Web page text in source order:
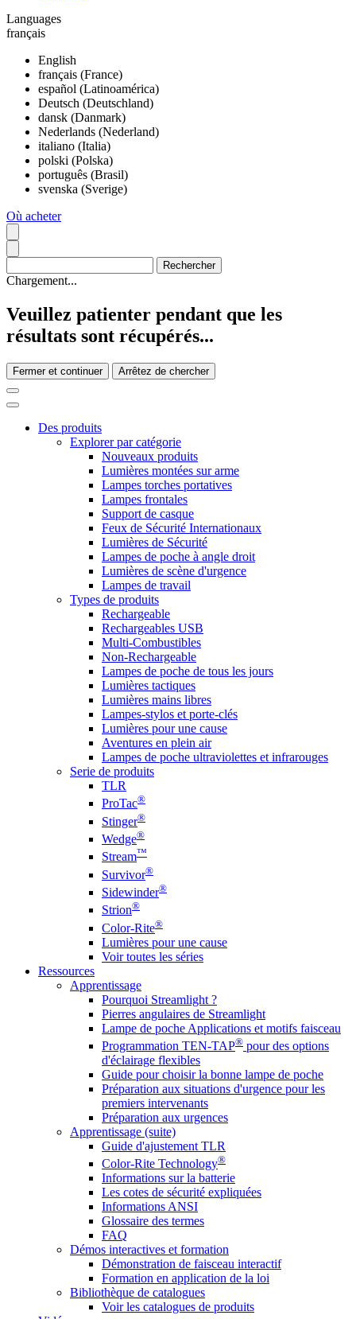
Languages
français
English
français (France)
español (Latinoamérica)
Deutsch (Deutschland)
dansk (Danmark)
Nederlands (Nederland)
italiano (Italia)
polski (Polska)
português (Brasil)
svenska (Sverige)
Où acheter
Chargement...
Veuillez patienter pendant que les
résultats sont récupérés...
Fermer et continuer Arrêtez de chercher
Des produits
Explorer par catégorie
Nouveaux produits
Lumières montées sur arme
Lampes torches portatives
Lampes frontales
Support de casque
Feux de Sécurité Internationaux
Lumières de Sécurité
Lampes de poche à angle droit
Lumières de scène d'urgence
Lampes de travail
Types de produits
Rechargeable
Rechargeables USB
Multi-Combustibles
Non-Rechargeable
Lampes de poche de tous les jours
Lumières tactiques
Lumières mains libres
Lampes-stylos et porte-clés
Lumières pour une cause
Aventures en plein air
Lampes de poche ultraviolettes et infrarouges
Serie de produits
TLR
ProTac®
Stinger®
Wedge®
Stream™
Survivor®
Sidewinder®
Strion®
Color-Rite®
Lumières pour une cause
Voir toutes les séries
Ressources
Apprentissage
Pourquoi Streamlight ?
Pierres angulaires de Streamlight
Lampe de poche Applications et motifs faisceau
Programmation TEN-TAP® pour des options
d'éclairage flexibles
Guide pour choisir la bonne lampe de poche
Préparation aux situations d'urgence pour les
premiers intervenants
Préparation aux urgences
Apprentissage (suite)
Guide d'ajustement TLR
Color-Rite Technology®
Informations sur la batterie
Les cotes de sécurité expliquées
Informations ANSI
Glossaire des termes
FAQ
Démos interactives et formation
Démonstration de faisceau interactif
Formation en application de la loi
Bibliothèque de catalogues
Voir les catalogues de produits